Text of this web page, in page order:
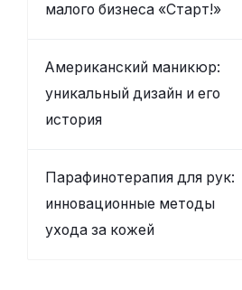
малого бизнеса «Старт!»
Американский маникюр:
уникальный дизайн и его
история
Парафинотерапия для рук:
инновационные методы
ухода за кожей